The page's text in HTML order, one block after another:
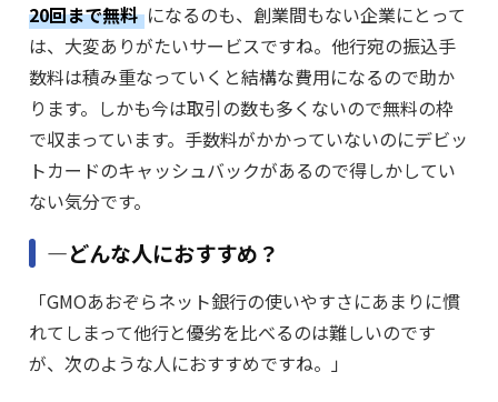
20回まで無料 になるのも、創業間もない企業にとって
は、大変ありがたいサービスですね。他行宛の振込手
数料は積み重なっていくと結構な費用になるので助か
ります。しかも今は取引の数も多くないので無料の枠
で収まっています。手数料がかかっていないのにデビッ
トカードのキャッシュバックがあるので得しかしてい
ない気分です。
―どんな人におすすめ？
「GMOあおぞらネット銀行の使いやすさにあまりに慣
れてしまって他行と優劣を比べるのは難しいのです
が、次のような人におすすめですね。」